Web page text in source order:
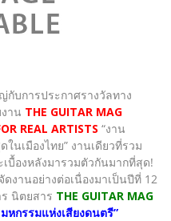
การประกาศรางวัลทาง
าน THE GUITAR MAG
REAL ARTISTS “งาน
นเมืองไทย” งานเดียวที่รวม
บื้องหลังมารวมตัวกันมากที่สุด!
งานอย่างต่อเนื่องมาเป็นปีที่ 12
นิตยสาร THE GUITAR MAG
หกรรมแห่งเสียงดนตรี”